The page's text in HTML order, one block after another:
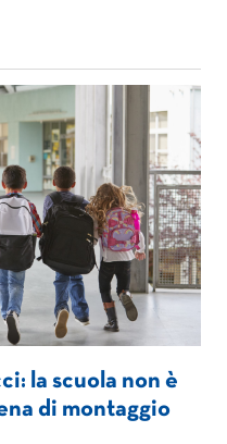
la scuola non è
di montaggio